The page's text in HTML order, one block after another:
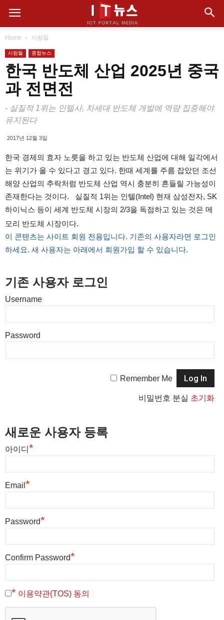
Home 사람들
사람들 종합뉴스
한국 반도체 산업 2025년 중국
과 전면전
- 실질적 1위는 인텔사, 차세대 반도체 개발에 역량 집중해야
유지된다
2017년 12월 3일
한국 경제의 효자 노릇을 하고 있는 반도체 산업에 대해 일각에서
는 위기가 올 수 있다고 경고 있다. 한때 세계를 주름 잡았던 조선
해양 산업의 추락처럼 반도체 산업 역시 충분히 흔들릴 가능성이
존재한다는 것이다. 실질적 1위는 인텔(Intel) 현재 삼성전자, SK
하이닉스 등이 세계 반도체 시장의 2/3을 독점하고 있는 것은 메
모리 반도체 시장이다.
이 콘텐츠는 사이트 회원 전용입니다. 기존의 사용자라면 로그인
하세요. 새 사용자는 아래에서 회원가입 할 수 있습니다.
기존 사용자 로그인
Username
Password
Remember Me
비밀번호 분실 초기화
새로운 사용자 등록
아이디 *
Email *
Password*
Confirm Password*
* 이용약관(TOS) 동의